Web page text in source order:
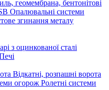
геомембрана, бентонітові
Опалювальні системи
згинання металу
з оцинкованої сталі
Відкатні, розпашні ворота
огорож Ролетні системи